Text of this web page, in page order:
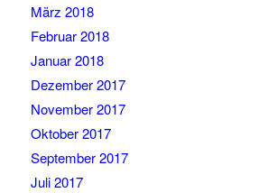
März 2018
Februar 2018
Januar 2018
Dezember 2017
November 2017
Oktober 2017
September 2017
Juli 2017